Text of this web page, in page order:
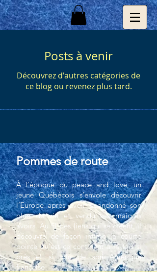
Posts à venir
Découvrez d'autres catégories de
ce blog ou revenez plus tard.
Pommes de route
À l’époque du peace and love, un
jeune Québécois s’envole découvrir
l’Europe après avoir abandonné son
plan de vie et vendu ses maigres
avoirs. Au fil des liens qui se créent, il
découvre de façon intime la courte
pointe qu’est ce continent à la fois si
près et si loin de son Amérique
française